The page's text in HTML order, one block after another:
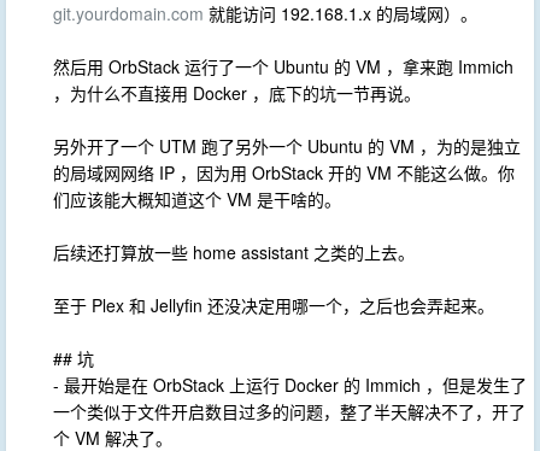
git.yourdomain.com 就能访问 192.168.1.x 的局域网）。
然后用 OrbStack 运行了一个 Ubuntu 的 VM ，拿来跑 Immich
，为什么不直接用 Docker ，底下的坑一节再说。
另外开了一个 UTM 跑了另外一个 Ubuntu 的 VM ，为的是独立
的局域网网络 IP ，因为用 OrbStack 开的 VM 不能这么做。你
们应该能大概知道这个 VM 是干啥的。
后续还打算放一些 home assistant 之类的上去。
至于 Plex 和 Jellyfin 还没决定用哪一个，之后也会弄起来。
## 坑
- 最开始是在 OrbStack 上运行 Docker 的 Immich ，但是发生了
一个类似于文件开启数目过多的问题，整了半天解决不了，开了
个 VM 解决了。